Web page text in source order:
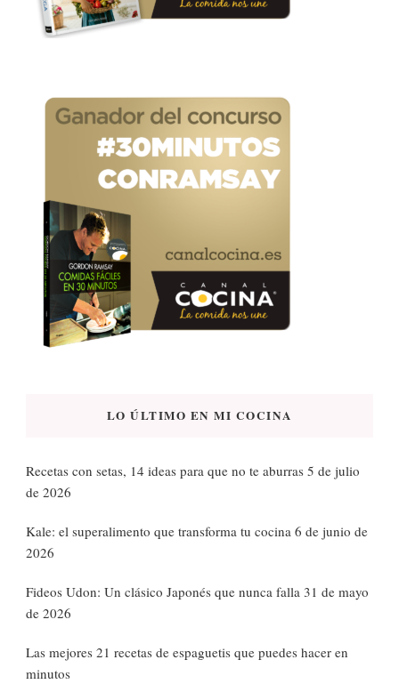
LO ÚLTIMO EN MI COCINA
Recetas con setas, 14 ideas para que no te aburras 5 de julio
de 2026
Kale: el superalimento que transforma tu cocina 6 de junio de
2026
Fideos Udon: Un clásico Japonés que nunca falla 31 de mayo
de 2026
Las mejores 21 recetas de espaguetis que puedes hacer en
minutos